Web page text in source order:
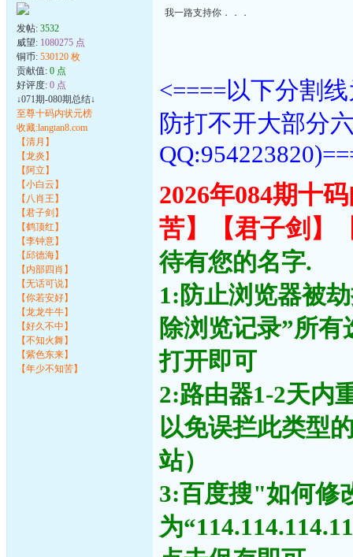
发帖: 3532
威望: 1080275 点
铜币: 530120 枚
贡献值: 0 点
好评度: 0 点
↓071期-080期总结↓
至尊十码内状元榜
收藏:langtan8.com
【清月】
【龙炎】
【阿立】
【小白云】
【八肖王】
【君子剑】
【鹤顶红】
【李钟意】
【邱德海】
【内部四肖】
【无话可说】
【你若安好】
【龙龙牛牛】
【好久不中】
【不知火舞】
【紫色东来】
【年少不知苦】
我一路支持你．．．
<====以下分割
防打不开大部分
2026年084期十
苦】【君子剑】
待有您的名字.
1:防止浏览器被
除浏览记录”所
打开即可
2:路由器1-2天内
以免误拦此类型
站）
3:百度搜"如何修
为